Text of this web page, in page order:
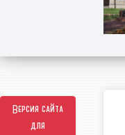
Версия сайта
для